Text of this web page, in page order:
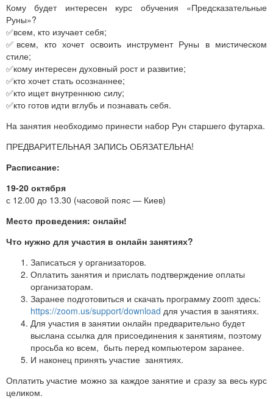
Кому будет интересен курс обучения «Предсказательные
Руны»?
✅всем, кто изучает себя;
✅всем, кто хочет освоить инструмент Руны в мистическом
стиле;
✅кому интересен духовный рост и развитие;
✅кто хочет стать осознаннее;
✅кто ищет внутреннюю силу;
✅кто готов идти вглубь и познавать себя.
На занятия необходимо принести набор Рун старшего футарха.
ПРЕДВАРИТЕЛЬНАЯ ЗАПИСЬ ОБЯЗАТЕЛЬНА!
Расписание:
19-20 октября
с 12.00 до 13.30 (часовой пояс — Киев)
Место проведения: онлайн!
Что нужно для участия в онлайн занятиях?
Записаться у организаторов.
Оплатить занятия и прислать подтверждение оплаты
организаторам.
Заранее подготовиться и скачать программу zoom здесь:
https://zoom.us/support/download для участия в занятиях.
Для участия в занятии онлайн предварительно будет
выслана ссылка для присоединения к занятиям, поэтому
просьба ко всем, быть перед компьютером заранее.
И наконец принять участие занятиях.
Оплатить участие можно за каждое занятие и сразу за весь курс
целиком.